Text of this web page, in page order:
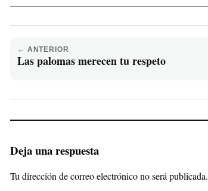
← ANTERIOR
Las palomas merecen tu respeto
Deja una respuesta
Tu dirección de correo electrónico no será publicada.